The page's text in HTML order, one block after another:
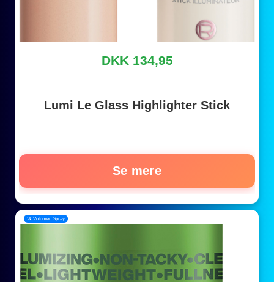
DKK 134,95
Lumi Le Glass Highlighter Stick
Se mere
📂 Volumen Spray